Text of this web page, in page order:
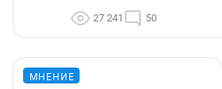
27 241 50
МНЕНИЕ